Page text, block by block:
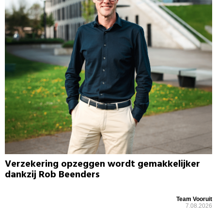
Verzekering opzeggen wordt gemakkelijker
dankzij Rob Beenders
Team Vooruit
7.08.2026